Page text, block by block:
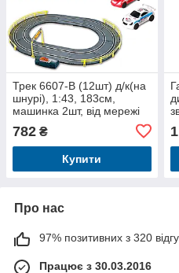
Трек 6607-B (12шт) д/к(на
шнурі), 1:43, 183см,
машинка 2шт, від мережі
220V, в кор-ці, 38-28-6см
782 ₴
Купити
Про нас
97% позитивних з 320
Працює з 30.03.2016